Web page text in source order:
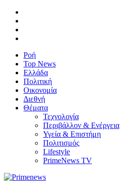
Ροή
Top News
Ελλάδα
Πολιτική
Οικονομία
Διεθνή
Θέματα
Τεχνολογία
Περιβάλλον & Ενέργεια
Υγεία & Επιστήμη
Πολιτισμός
Lifestyle
PrimeNews TV